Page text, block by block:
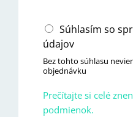
Súhlasím so
údajov
Bez tohto súhlasu
objednávku
Prečítajte si celé
podmienok.